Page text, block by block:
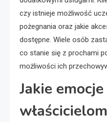
czy istnieje możliwość
pożegnania oraz jakie
dostępne. Wiele osób
co stanie się z prochami
możliwości ich
Jakie